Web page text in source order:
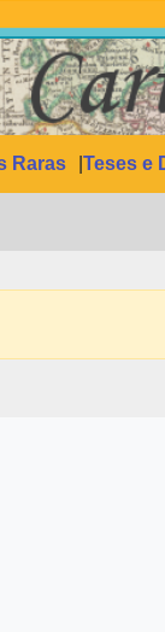
Raras Teses e